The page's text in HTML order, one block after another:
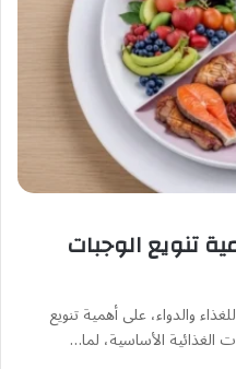
تنويع الوجبات
والدواء، على أهمية تنويع
الغذائية الأساسية، لما…